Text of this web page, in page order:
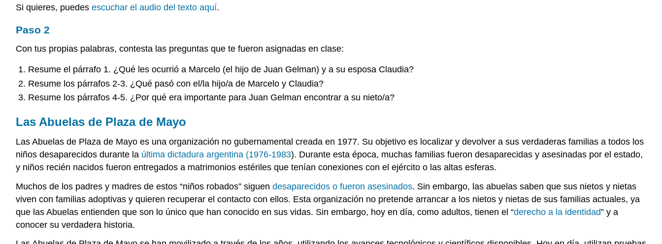
Si quieres, puedes escuchar el audio del texto aquí.
Paso 2
Con tus propias palabras, contesta las preguntas que te fueron asignadas en clase:
Resume el párrafo 1. ¿Qué les ocurrió a Marcelo (el hijo de Juan Gelman) y a su esposa Claudia?
Resume los párrafos 2-3. ¿Qué pasó con el/la hijo/a de Marcelo y Claudia?
Resume los párrafos 4-5. ¿Por qué era importante para Juan Gelman encontrar a su nieto/a?
Las Abuelas de Plaza de Mayo
Las Abuelas de Plaza de Mayo es una organización no gubernamental creada en 1977. Su objetivo es localizar y devolver a sus verdaderas familias a todos los
niños desaparecidos durante la última dictadura argentina (1976-1983). Durante esta época, muchas familias fueron desaparecidas y asesinadas por el estado,
y niños recién nacidos fueron entregados a matrimonios estériles que tenían conexiones con el ejército o las altas esferas.
Muchos de los padres y madres de estos “niños robados” siguen desaparecidos o fueron asesinados. Sin embargo, las abuelas saben que sus nietos y nietas
viven con familias adoptivas y quieren recuperar el contacto con ellos. Esta organización no pretende arrancar a los nietos y nietas de sus familias actuales, ya
que las Abuelas entienden que son lo único que han conocido en sus vidas. Sin embargo, hoy en día, como adultos, tienen el “derecho a la identidad” y a
conocer su verdadera historia.